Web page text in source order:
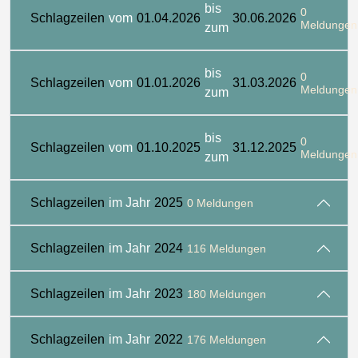
Schlagzeilen vom 01.04.2026
bis
zum
30.06.2026 0
Meldungen
Schlagzeilen vom 01.01.2026
bis
zum
31.03.2026 0
Meldungen
Schlagzeilen vom 01.10.2025
bis
zum
31.12.2025 0
Meldungen
Schlagzeilen im Jahr 2025 0 Meldungen
Schlagzeilen im Jahr 2024 116 Meldungen
Schlagzeilen im Jahr 2023 180 Meldungen
Schlagzeilen im Jahr 2022 176 Meldungen